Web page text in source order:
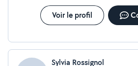
Voir le profil
Sylvia Rossignol